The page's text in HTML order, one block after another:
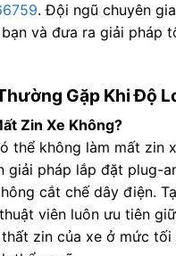
. Đội ngũ chuyên
và đưa ra giải pháp
Gặp Khi Độ
Zin Xe Không?
thể không làm mất zin
giải pháp lắp đặt plug-
cắt chế dây điện.
viên luôn ưu tiên
zin của xe ở mức tối